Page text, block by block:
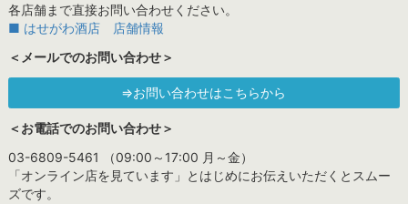
各店舗まで直接お問い合わせください。
■ はせがわ酒店 店舗情報
＜メールでのお問い合わせ＞
⇒お問い合わせはこちらから
＜お電話でのお問い合わせ＞
03-6809-5461 （09:00～17:00 月～金）
「オンライン店を見ています」とはじめにお伝えいただくとスムー
ズです。